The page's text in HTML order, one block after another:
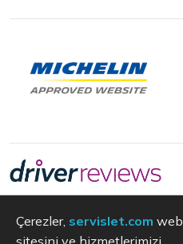
Çerezler, servislet.com web
sitesini ve hizmetlerimizi